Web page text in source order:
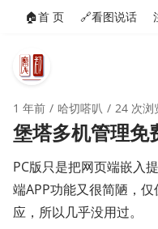
🏠️首 页 🔗看图说话
1 年前 哈切嗒叭 24 次浏
堡塔多机管理免
PC版只是把网页端嵌入
端APP功能又很简陋，
应，所以几乎没用过。